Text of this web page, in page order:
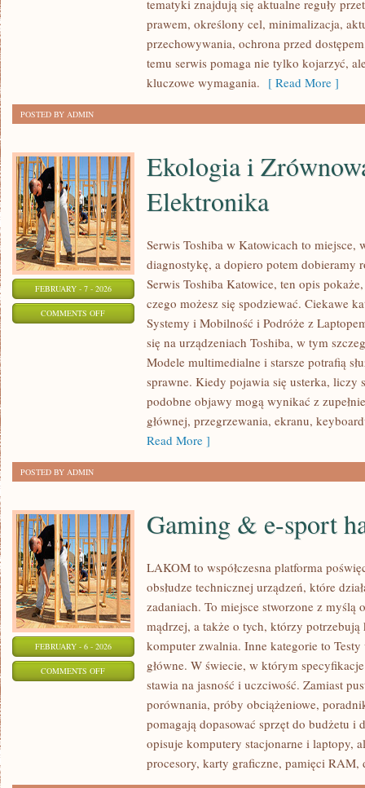
CERTYFIKACJE
tematyki znajdują się aktualne reguły
prawem, określony cel, minimalizacja,
przechowywania, ochrona przed
temu serwis pomaga nie tylko kojarzyć,
kluczowe wymagania. [ Read More ]
POSTED BY ADMIN
FEBRUARY - 7 - 2026
COMMENTS OFFON
Ekologia i
Elektronika
Serwis Toshiba w Katowicach to miejsce,
diagnostykę, a dopiero potem dobieramy
Serwis Toshiba Katowice, ten opis
czego możesz się spodziewać. Ciekawe
Systemy i Mobilność i Podróże z
się na urządzeniach Toshiba, w tym
Modele multimedialne i starsze potrafią
sprawne. Kiedy pojawia się usterka, liczy
podobne objawy mogą wynikać z
głównej, przegrzewania, ekranu,
Read More ]
POSTED BY ADMIN
FEBRUARY - 6 - 2026
COMMENTS OFFON
HARDWARE
Gaming & e-sport
LAKOM to współczesna platforma
obsłudze technicznej urządzeń, które
zadaniach. To miejsce stworzone z myślą
mądrzej, a także o tych, którzy
komputer zwalnia. Inne kategorie to
główne. W świecie, w którym
stawia na jasność i uczciwość. Zamiast
porównania, próby obciążeniowe,
pomagają dopasować sprzęt do budżetu
opisuje komputery stacjonarne i laptopy,
procesory, karty graficzne, pamięci RAM,